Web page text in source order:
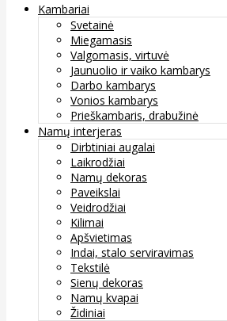
Kambariai
Svetainė
Miegamasis
Valgomasis, virtuvė
Jaunuolio ir vaiko kambarys
Darbo kambarys
Vonios kambarys
Prieškambaris, drabužinė
Namų interjeras
Dirbtiniai augalai
Laikrodžiai
Namų dekoras
Paveikslai
Veidrodžiai
Kilimai
Apšvietimas
Indai, stalo serviravimas
Tekstilė
Sienų dekoras
Namų kvapai
Židiniai